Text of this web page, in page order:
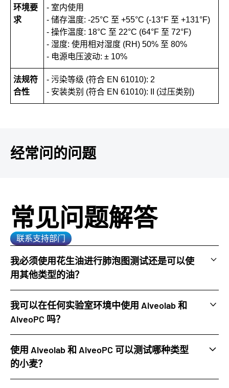
环境要
求
- 室内使用
- 储存温度: -25°C 至 +55°C (-13°F 至 +131°F)
- 操作温度: 18°C 至 22°C (64°F 至 72°F)
- 湿度: 使用相对湿度 (RH) 50% 至 80%
- 电源电压波动: ± 10%
法规符
合性
- 污染等级 (符合 EN 61010): 2
- 安装类别 (符合 EN 61010): II (过压类别)
经常问的问题
常见问题解答
联系支持部门
我必须使用花生油进行肺泡图测试还是可以使
用其他类型的油？
不同，也可以使用其他类型的油。
我可以在任何实验室环境中使用 Alveolab 和
AlveoPC 吗？
否则，Alveolab 可自动调节温度和湿度，这意味着结果与
环境条件无关。
使用 Alveolab 和 AlveoPC 可以测试哪种类型
的小麦？